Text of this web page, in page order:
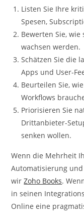
Listen Sie Ihre
Spesen,
Bewerten Sie,
wachsen werden.
Schätzen Sie die
Apps und User-
Beurteilen Sie,
Workflows
Priorisieren Sie
Drittanbieter-
senken wollen.
Wenn die Mehrheit
Automatisierung
wirZoho Books.
in seinen
Online eine